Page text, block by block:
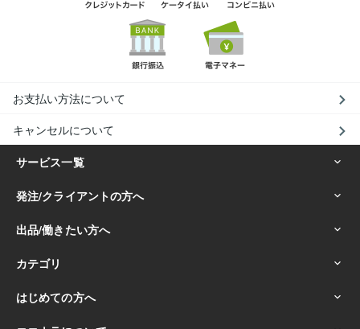
お支払い方法について
キャンセルについて